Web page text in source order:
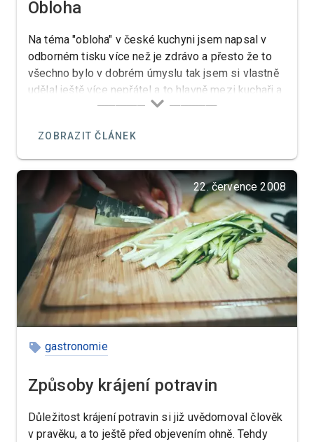
Obloha
Na téma "obloha" v české kuchyni jsem napsal v
odborném tisku více než je zdrávo a přesto že to
všechno bylo v dobrém úmyslu tak jsem si vlastně
udělal ještě více nepřátel a to hlavně mezi kuchaři a
tak jsem to více méně vzdal protože jako více
ZOBRAZIT ČLÁNEK
22. července 2008
gastronomie
Způsoby krájení potravin
Důležitost krájení potravin si již uvědomoval člověk
v pravěku, a to ještě před objevením ohně. Tehdy